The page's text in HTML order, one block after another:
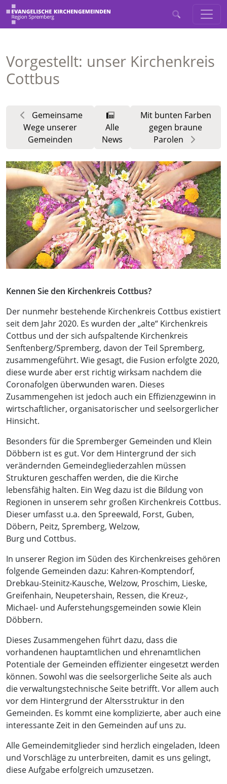
Vorgestellt: unser Kirchenkreis
Cottbus
Gemeinsame
Wege unserer
Gemeinden
Alle
News
Mit bunten Farben
gegen braune
Parolen
Kennen Sie den Kirchenkreis Cottbus?
Der nunmehr bestehende Kirchenkreis Cottbus existiert
seit dem Jahr 2020. Es wurden der „alte“ Kirchenkreis
Cottbus und der sich aufspaltende Kirchenkreis
Senftenberg/Spremberg, davon der Teil Spremberg,
zusammengeführt. Wie gesagt, die Fusion erfolgte 2020,
diese wurde aber erst richtig wirksam nachdem die
Coronafolgen überwunden waren. Dieses
Zusammengehen ist jedoch auch ein Effizienzgewinn in
wirtschaftlicher, organisatorischer und seelsorgerlicher
Hinsicht.
Besonders für die Spremberger Gemeinden und Klein
Döbbern ist es gut. Vor dem Hintergrund der sich
verändernden Gemeindegliederzahlen müssen
Strukturen geschaffen werden, die die Kirche
lebensfähig halten. Ein Weg dazu ist die Bildung von
Regionen in unserem sehr großen Kirchenkreis Cottbus.
Dieser umfasst u.a. den Spreewald, Forst, Guben,
Döbern, Peitz, Spremberg, Welzow,
Burg und Cottbus.
In unserer Region im Süden des Kirchenkreises gehören
folgende Gemeinden dazu: Kahren-Komptendorf,
Drebkau-Steinitz-Kausche, Welzow, Proschim, Lieske,
Greifenhain, Neupetershain, Ressen, die Kreuz-,
Michael- und Auferstehungsgemeinden sowie Klein
Döbbern.
Dieses Zusammengehen führt dazu, dass die
vorhandenen hauptamtlichen und ehrenamtlichen
Potentiale der Gemeinden effizienter eingesetzt werden
können. Sowohl was die seelsorgerliche Seite als auch
die verwaltungstechnische Seite betrifft. Vor allem auch
vor dem Hintergrund der Altersstruktur in den
Gemeinden. Es kommt eine komplizierte, aber auch eine
interessante Zeit in den Gemeinden auf uns zu.
Alle Gemeindemitglieder sind herzlich eingeladen, Ideen
und Vorschläge zu unterbreiten, damit es uns gelingt,
diese Aufgabe erfolgreich umzusetzen.